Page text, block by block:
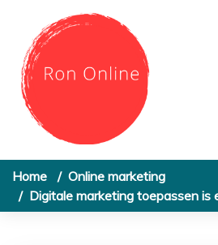
Skip to content
Home
Online marketing
Digitale marketing toepassen is